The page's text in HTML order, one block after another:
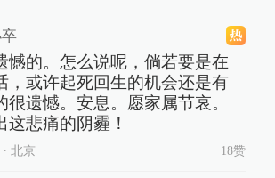
憾的。怎么说呢，倘若要是在
，或许起死回生的机会还是有
很遗憾。安息。愿家属节哀。
这悲痛的阴霾！
∙ 北京 18赞